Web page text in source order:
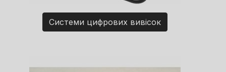
Системи цифрових вивісок